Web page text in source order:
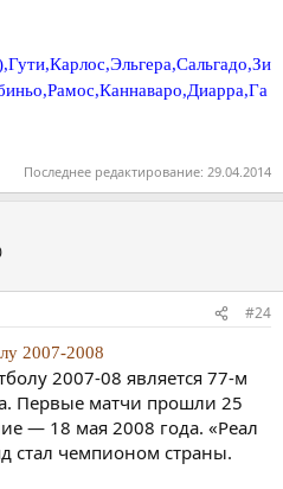
Последнее редактирование: 29.04.2014
#24
2007-2008
2007-08 является 77-м
Первые матчи прошли 25
— 18 мая 2008 года. «Реал
стал чемпионом страны.